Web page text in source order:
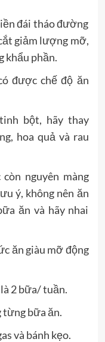
đái tháo đường
giảm lượng mỡ,
khẩu phần.
được chế độ ăn
bột, hãy thay
hoa quả và rau
nguyên màng
ý, không nên ăn
ăn và hãy nhai
ăn giàu mỡ động
2 bữa/ tuần.
từng bữa ăn.
và bánh kẹo.